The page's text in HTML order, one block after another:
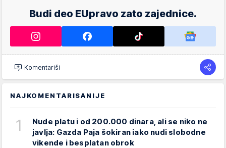
Budi deo EUpravo zato zajednice.
Komentariši
NAJKOMENTARISANIJE
1
Nude platu i od 200.000 dinara, ali se niko ne
javlja: Gazda Paja šokiran iako nudi slobodne
vikende i besplatan obrok